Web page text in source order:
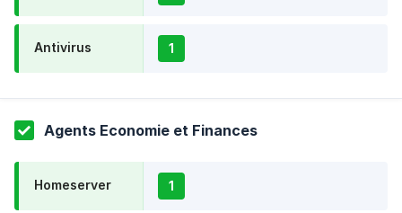
Antivirus 1
Agents Economie et Finances
Homeserver 1